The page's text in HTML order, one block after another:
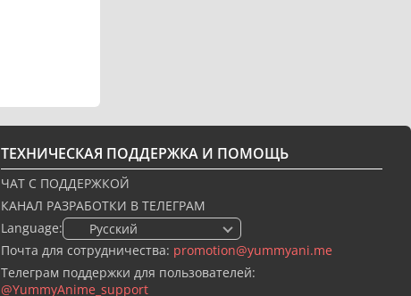
ТЕХНИЧЕСКАЯ ПОДДЕРЖКА И ПОМОЩЬ
ЧАТ С ПОДДЕРЖКОЙ
КАНАЛ РАЗРАБОТКИ В ТЕЛЕГРАМ
Language:
🇷🇺 Русский
Почта для сотрудничества: promotion@yummyani.me
Телеграм поддержки для пользователей:
@YummyAnime_support